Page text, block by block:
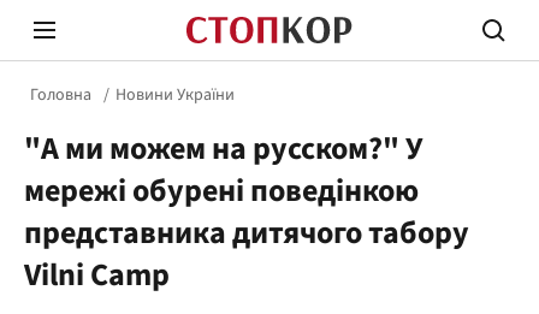
Стоп Політичній Корупції
Головна Новини України
"А ми можем на русском?" У
мережі обурені поведінкою
представника дитячого табору
Vilni Camp